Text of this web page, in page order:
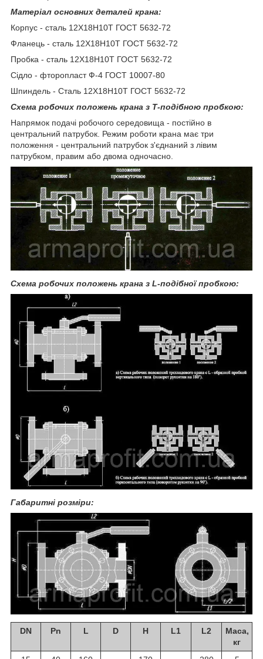
Матеріал основних деталей крана:
Корпус - сталь 12Х18Н10Т ГОСТ 5632-72
Фланець - сталь 12Х18Н10Т ГОСТ 5632-72
Пробка - сталь 12Х18Н10Т ГОСТ 5632-72
Сідло - фторопласт Ф-4 ГОСТ 10007-80
Шпиндель - Сталь 12Х18Н10Т ГОСТ 5632-72
Схема робочих положень крана з Т-подібною пробкою:
Напрямок подачі робочого середовища - постійно в
центральний патрубок. Режим роботи крана має три
положення - центральний патрубок з'єднаний з лівим
патрубком, правим або двома одночасно.
Схема робочих положень крана з L-подібної пробкою:
Габаритні розміри:
DN Pn L D H L1 L2
Маса,
кг